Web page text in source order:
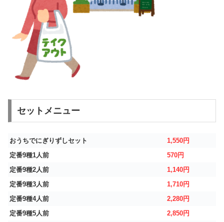
セットメニュー
おうちでにぎりずしセット
1,550円
定番9種1人前
570円
定番9種2人前
1,140円
定番9種3人前
1,710円
定番9種4人前
2,280円
定番9種5人前
2,850円